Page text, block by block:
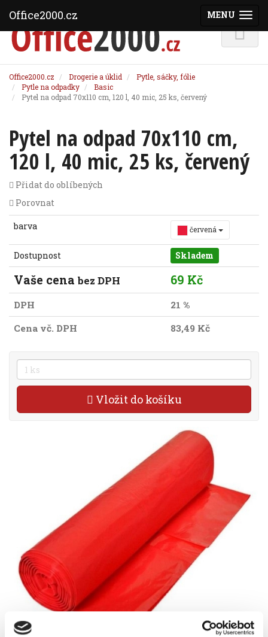
Office2000.cz Drogerie a úklid
Pytle, sáčky, fólie
Pytle na odpadky
Basic
Pytel na odpad 70x110 cm, 120 l, 40 mic, 25 ks, červený
Pytel na odpad 70x110 cm,
120 l, 40 mic, 25 ks, červený
Přidat do oblíbených
Porovnat
barva červená
Dostupnost Skladem
Vaše cena bez DPH 69 Kč
DPH
21 %
Cena vč. DPH
83,49 Kč
Vložit do košíku
MENU
Office2000.cz